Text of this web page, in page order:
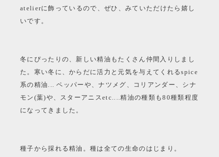
atelierに飾っているので、ぜひ、みていただけたら嬉し
いです。
冬にぴったりの、新しい精油もたくさん仲間入りしまし
た。寒い冬に、からだに活力と元気を与えてくれるspice
系の精油... ペッパーや、ナツメグ、コリアンダー、シナ
モン(葉)や、スターアニスetc....精油の種類も80種類程度
になってきました。
種子から採れる精油。種は全ての生命のはじまり。